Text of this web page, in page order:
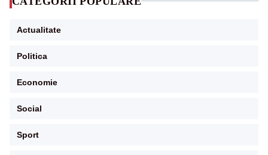
Actualitate
Politica
Economie
Social
Sport